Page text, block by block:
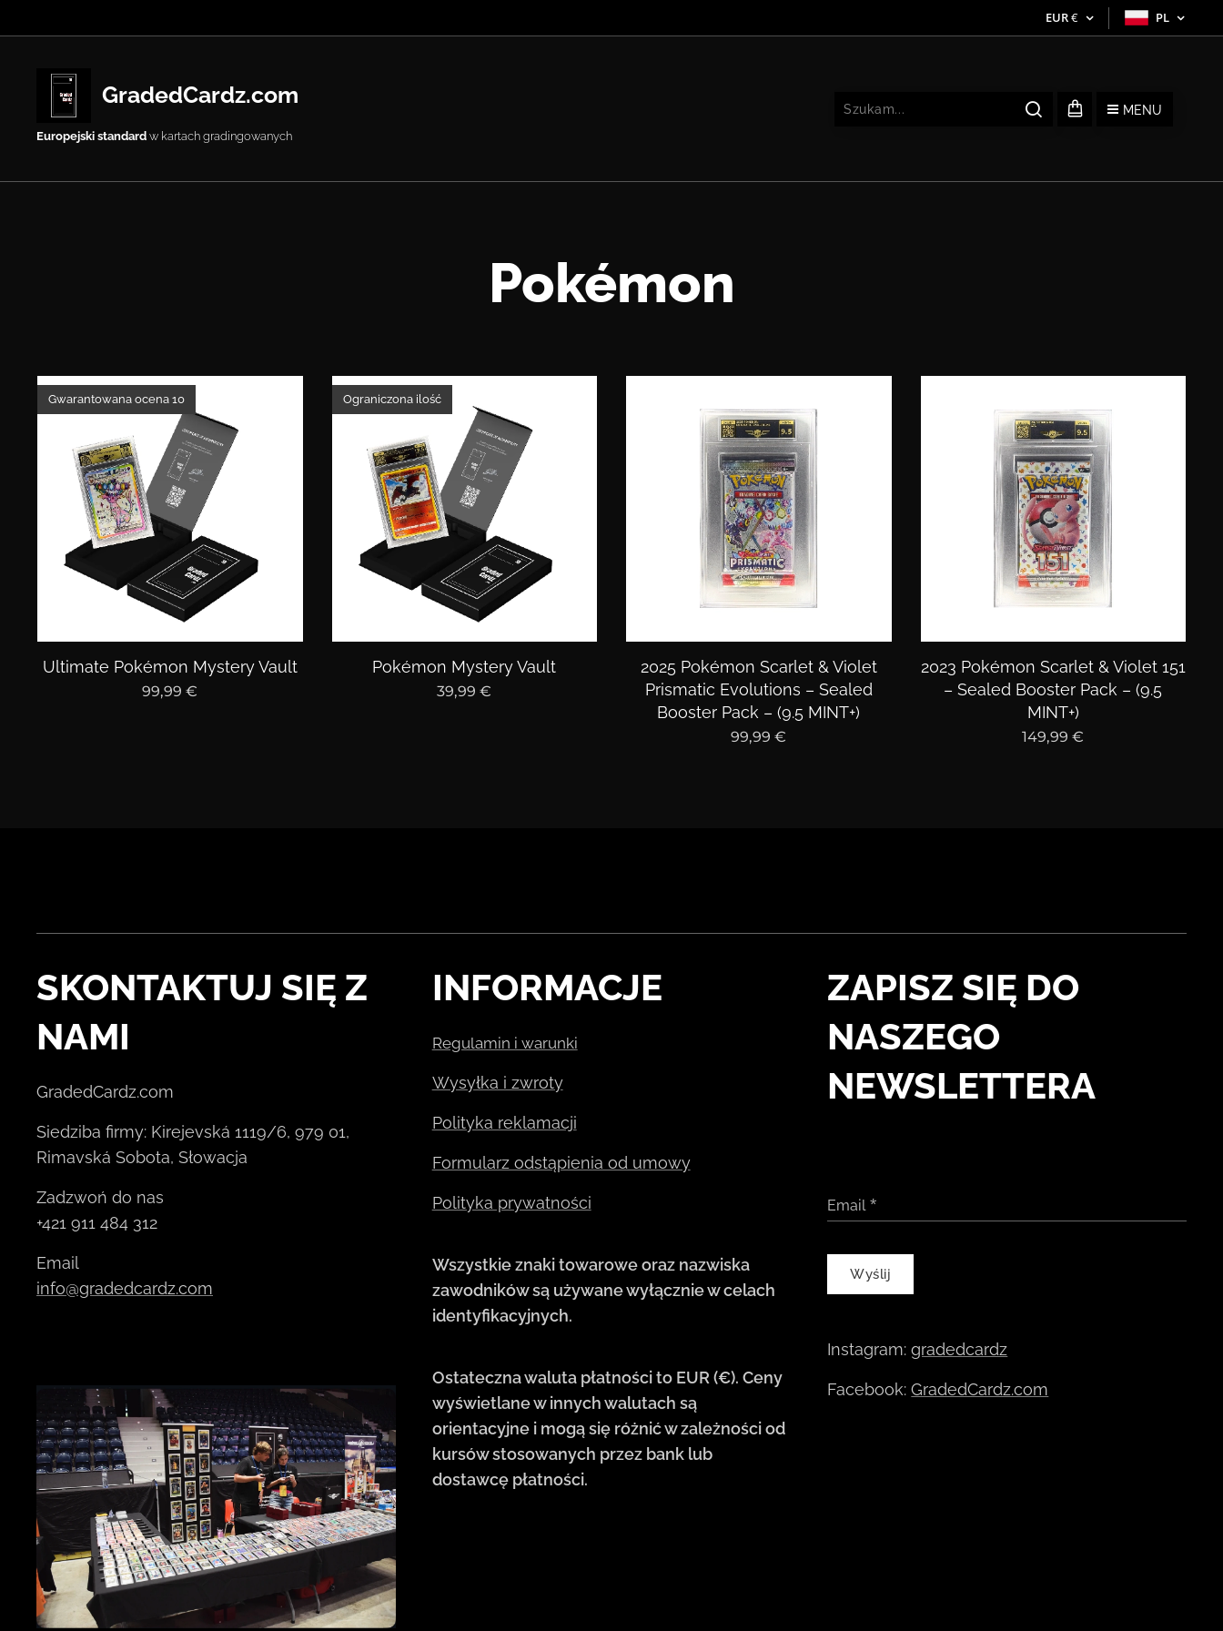
EUR€ PL
GradedCardz.com
Europejski standard w kartach gradingowanych
MENU
Pokémon
Ultimate Pokémon Mystery Vault
Gwarantowana ocena 10
99,99 €
Pokémon Mystery Vault
Ograniczona ilość
39,99 €
2025 Pokémon Scarlet & Violet
Prismatic Evolutions – Sealed
Booster Pack – (9.5 MINT+)
99,99 €
2023 Pokémon Scarlet & Violet 151
– Sealed Booster Pack – (9.5
MINT+)
149,99 €
SKONTAKTUJ SIĘ Z
NAMI
GradedCardz.com
Siedziba firmy: Kirejevská 1119/6, 979 01,
Rimavská Sobota, Słowacja
Zadzwoń do nas
+421 911 484 312
Email
info@gradedcardz.com
INFORMACJE
Regulamin i warunki
Wysyłka i zwroty
Polityka reklamacji
Formularz odstąpienia od umowy
Polityka prywatności
Wszystkie znaki towarowe oraz nazwiska
zawodników są używane wyłącznie w celach
identyfikacyjnych.
Ostateczna waluta płatności to EUR (€). Ceny
wyświetlane w innych walutach są
orientacyjne i mogą się różnić w zależności od
kursów stosowanych przez bank lub
dostawcę płatności.
ZAPISZ SIĘ DO
NASZEGO
NEWSLETTERA
Email
Wyślij
Instagram:gradedcardz
Facebook:GradedCardz.com